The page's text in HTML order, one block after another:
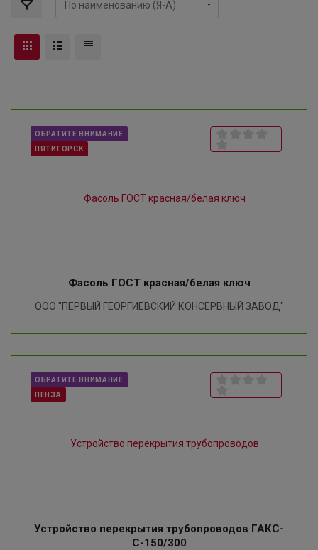
ОБРАТИТЕ ВНИМАНИЕ
ПЯТИГОРСК
Фасоль ГОСТ красная/белая ключ
ООО "ПЕРВЫЙ ГЕОРГИЕВСКИЙ КОНСЕРВНЫЙ ЗАВОД"
ОБРАТИТЕ ВНИМАНИЕ
ПЕНЗА
Устройство перекрытия трубопроводов ГАКС-
С-150/300